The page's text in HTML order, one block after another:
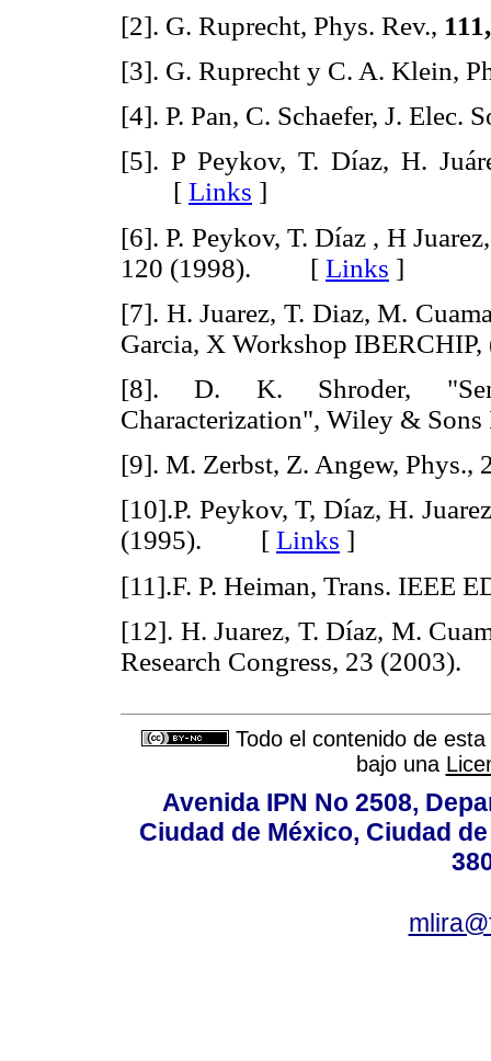
[2]. G. Ruprecht, Phys. Rev.,
[3]. G. Ruprecht y C. A. Klein,
[4]. P. Pan, C. Schaefer, J. Elec.
[5]. P Peykov, T. Díaz, H.
[ Links ]
[6]. P. Peykov, T. Díaz , H
120 (1998). [ Links ]
[7]. H. Juarez, T. Diaz, M.
Garcia, X Workshop
[8]. D. K. Shroder,
Characterization", Wiley &
[9]. M. Zerbst, Z. Angew,
[10].P. Peykov, T, Díaz, H.
(1995). [ Links ]
[11].F. P. Heiman, Trans. IEEE
[12]. H. Juarez, T. Díaz, M.
Research Congress, 23
Todo el contenido de
bajo una
Avenida IPN No 2508,
Ciudad de México, Ciudad